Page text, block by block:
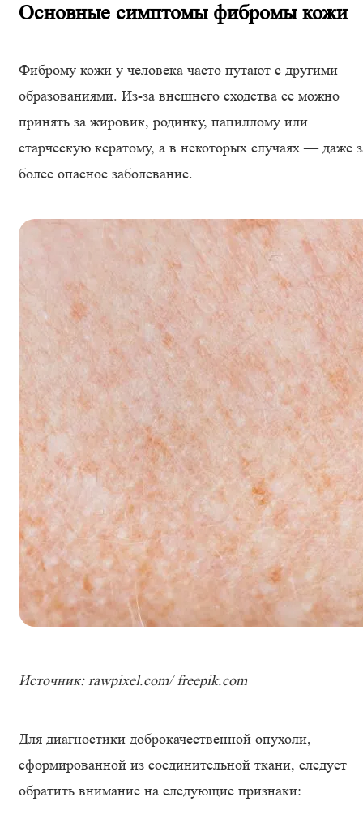
Основные симптомы фибромы кожи
Фиброму кожи у человека часто путают с другими
образованиями. Из-за внешнего сходства ее можно
принять за жировик, родинку, папиллому или
старческую кератому, а в некоторых случаях — даже
более опасное заболевание.
Источник: rawpixel.com/ freepik.com
Для диагностики доброкачественной опухоли,
сформированной из соединительной ткани, следует
обратить внимание на следующие признаки: